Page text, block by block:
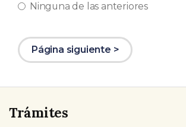
Ninguna de las anteriores
Página siguiente >
Trámites